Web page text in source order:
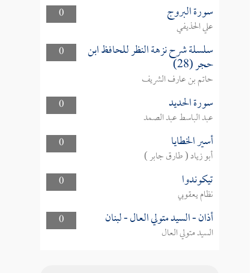
0
سورة البروج
علي الحذيفي
0
سلسلة شرح نزهة النظر للحافظ ابن
حجر (28)
حاتم بن عارف الشريف
0
سورة الحديد
عبد الباسط عبد الصمد
0
أسير الخطايا
أبو زياد ( طارق جابر )
0
تيكوندوا
نظام يعقوبي
0
أذان - السيد متولي العال - لبنان
السيد متولي العال